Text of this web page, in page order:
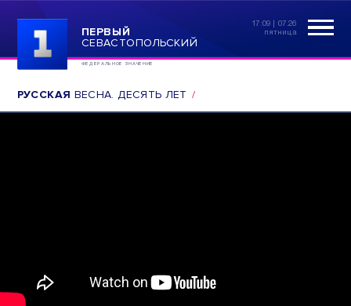
ПЕРВЫЙ
СЕВАСТОПОЛЬСКИЙ
ФЕДЕРАЛЬНОЕ ЗНАЧЕНИЕ
17:09 | 07.26
пятница
РУССКАЯ ВЕСНА. ДЕСЯТЬ ЛЕТ